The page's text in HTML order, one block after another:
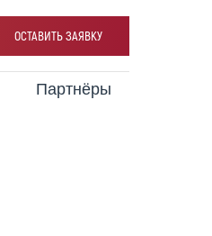
ОСТАВИТЬ ЗАЯВКУ
Партнёры